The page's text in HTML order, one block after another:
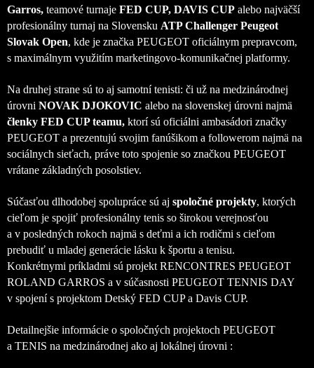
Garros, teamové turnaje FED CUP, DAVIS CUP alebo najväčší
profesionálny turnaj na Slovensku ATP Challenger Peugeot
Slovak Open, kde je značka PEUGEOT oficiálnym prepravcom,
s maximálnym využitím marketingovo-komunikačnej platformy.
Na druhej strane sú to aj samotní tenisti: či už na medzinárodnej
úrovni NOVAK DJOKOVIC alebo na slovenskej úrovni najmä
členky FED CUP teamu, ktorí sú oficiálni ambasádori značky
PEUGEOT a prezentujú svojim fanúšikom a followerom najmä na
sociálnych sieťach, práve toto spojenie so značkou PEUGEOT
vrátane základných posolstiev.
Súčasťou dlhodobej spolupráce sú aj spoločné projekty, ktorých
cieľom je spojiť profesionálny tenis so širokou verejnosťou
a v posledných rokoch najmä s deťmi a ich rodičmi s cieľom
prebudiť u mladej generácie lásku k športu a tenisu.
Konkrétnymi príkladmi sú projekt RENCONTRES PEUGEOT
ROLAND GARROS a v súčasnosti PEUGEOT TENNIS DAY
v spojení s projektom Detský FED CUP a Davis CUP.
Detailnejšie informácie o spoločných projektoch PEUGEOT
a TENIS na medzinárodnej ako aj lokálnej úrovni :